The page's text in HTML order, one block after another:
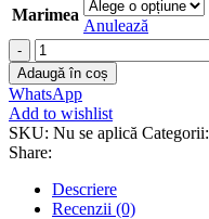
Marimea
Anulează
Cantitate
Ciocate
piele
naturala
Larra
Velur
Adaugă în coș
WhatsApp
Add to wishlist
SKU: Nu se aplică Categorii:
Share:
Descriere
Recenzii (0)